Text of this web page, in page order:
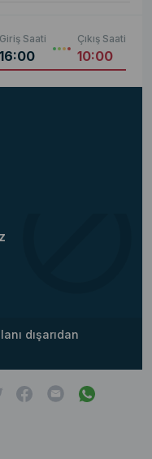
Giriş Saati
16:00
Çıkış Saati
10:00
dışarıdan